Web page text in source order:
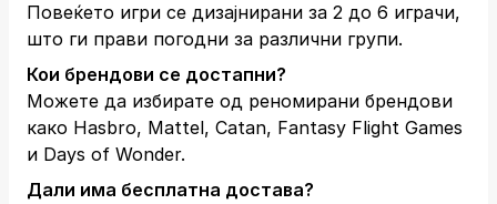
Повеќето игри се дизајнирани за 2 до 6 играчи,
што ги прави погодни за различни групи.
Кои брендови се достапни?
Можете да избирате од реномирани брендови
како Hasbro, Mattel, Catan, Fantasy Flight Games
и Days of Wonder.
Дали има бесплатна достава?